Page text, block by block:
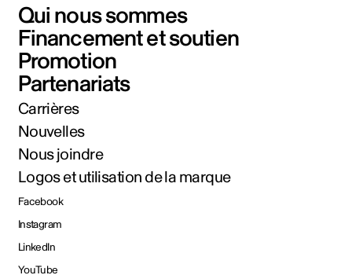
Qui nous sommes
Financement et soutien
Promotion
Partenariats
Carrières
Nouvelles
Nous joindre
Logos et utilisation de la marque
Facebook
Instagram
LinkedIn
YouTube